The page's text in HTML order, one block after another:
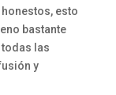
esto
bastante
las
y